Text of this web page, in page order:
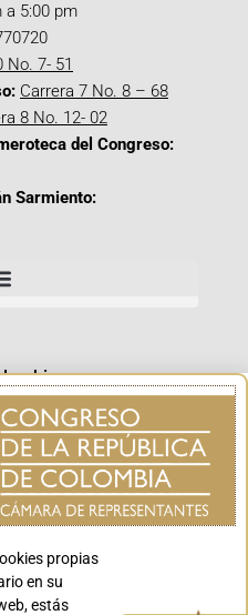
a 5:00 pm
No. 7- 51
Carrera 7 No. 8 – 68
8 No. 12- 02
del Congreso:
Sarmiento:
propias
en su
estás